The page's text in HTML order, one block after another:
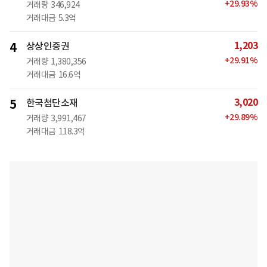
거래량 346,924
거래대금 5.3억
+29.93%
4 상상인증권
거래량 1,380,356
거래대금 16.6억
1,203
+29.91%
5 한국첨단소재
거래량 3,991,467
거래대금 118.3억
3,020
+29.89%